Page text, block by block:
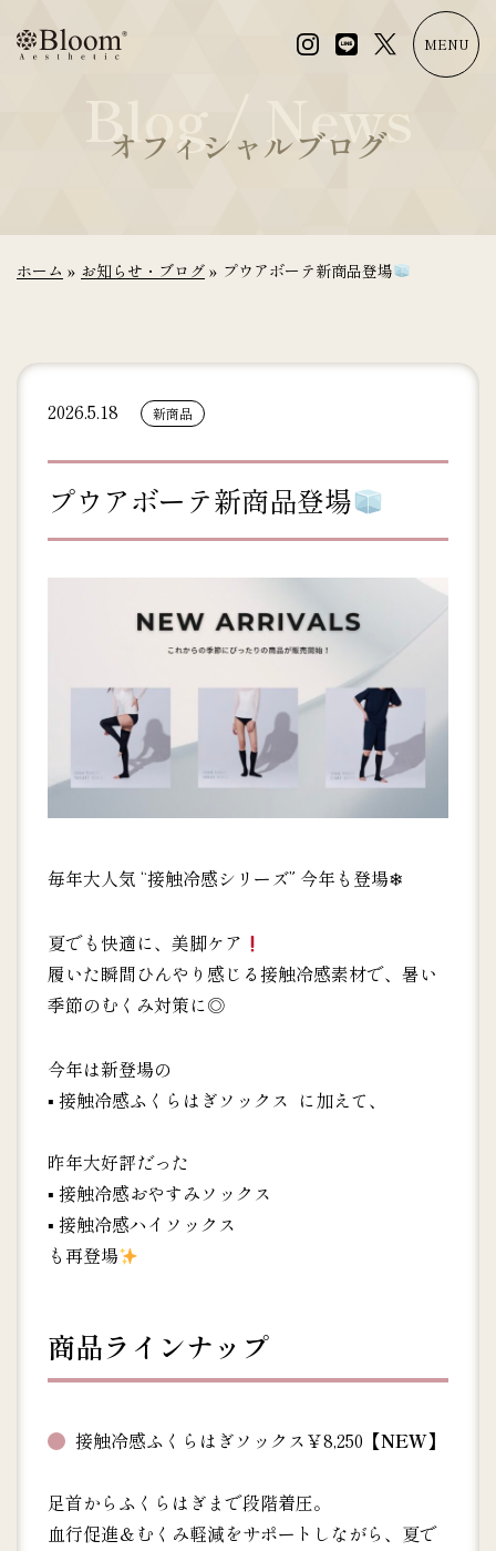
MENU
Blog / News
オフィシャルブログ
ホーム » お知らせ・ブログ » プウアボーテ新商品登場
2026.5.18 新商品
プウアボーテ新商品登場
毎年大人気 “接触冷感シリーズ” 今年も登場❄
夏でも快適に、美脚ケア
履いた瞬間ひんやり感じる接触冷感素材で、暑い
季節のむくみ対策に◎
今年は新登場の
▪︎ 接触冷感ふくらはぎソックス に加えて、
昨年大好評だった
▪︎ 接触冷感おやすみソックス
▪︎ 接触冷感ハイソックス
も再登場
商品ラインナップ
接触冷感ふくらはぎソックス￥8,250 【NEW】
足首からふくらはぎまで段階着圧。
血行促進＆むくみ軽減をサポートしながら、夏で